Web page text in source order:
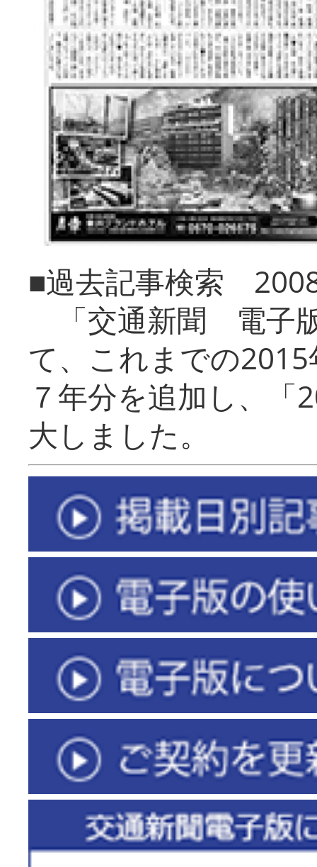
■過去記事検索
「交通新聞 電子
て、これまでの
７年分を追加し、「
大しまし